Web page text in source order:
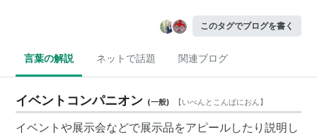
このタグでブログを書く
言葉の解説 ネットで話題 関連ブログ
イベントコンパニオン (一般) 【いべんとこんぱにおん】
イベントや展示会などで展示品をアピールしたり説明し